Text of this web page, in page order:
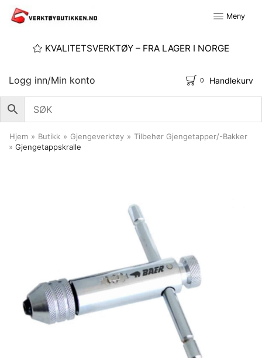
Meny
KVALITETSVERKTØY – FRA LAGER I NORGE
Logg inn/Min konto 0 Handlekurv
Hjem » Butikk » Gjengeverktøy » Tilbehør Gjengetapper/-Bakker
» Gjengetappskralle